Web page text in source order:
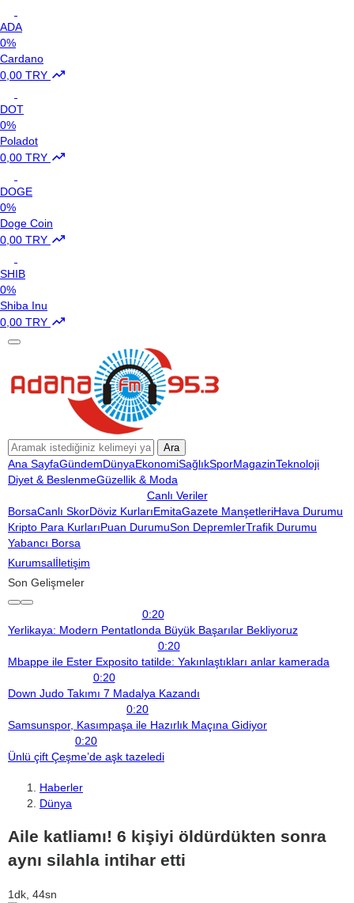
ADA
0%
Cardano
0,00 TRY
DOT
0%
Poladot
0,00 TRY
DOGE
0%
Doge Coin
0,00 TRY
SHIB
0%
Shiba Inu
0,00 TRY
Ara
Ana SayfaGündemDünyaEkonomiSağlıkSporMagazinTeknoloji
Diyet & BeslenmeGüzellik & Moda
Canlı Veriler
BorsaCanlı SkorDöviz KurlarıEmitaGazete ManşetleriHava Durumu
Kripto Para KurlarıPuan DurumuSon DepremlerTrafik Durumu
Yabancı Borsa
Kurumsalİletişim
Son Gelişmeler
0:20
Yerlikaya: Modern Pentatlonda Büyük Başarılar Bekliyoruz
0:20
Mbappe ile Ester Exposito tatilde: Yakınlaştıkları anlar kamerada
0:20
Down Judo Takımı 7 Madalya Kazandı
0:20
Samsunspor, Kasımpaşa ile Hazırlık Maçına Gidiyor
0:20
Ünlü çift Çeşme’de aşk tazeledi
Haberler
Dünya
Aile katliamı! 6 kişiyi öldürdükten sonra
aynı silahla intihar etti
1dk, 44sn